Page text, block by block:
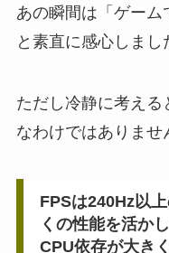
あの瞬間は「ゲーム
と素直に感心しまし
ただし冷静に考え
なわけではありませ
FPSは240Hz以
くの性能を活か
CPU依存が大き